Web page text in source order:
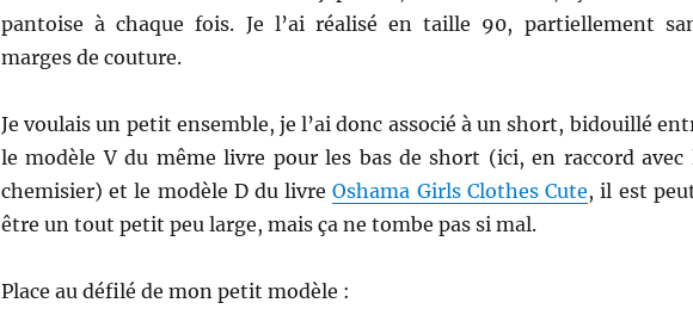
pantoise à chaque fois. Je l’ai réalisé en taille 90, partiellement
marges de couture.
Je voulais un petit ensemble, je l’ai donc associé à un short, bidouillé
le modèle V du même livre pour les bas de short (ici, en raccord avec
chemisier) et le modèle D du livreOshama Girls Clothes Cute, il est
être un tout petit peu large, mais ça ne tombe pas si mal.
Place au défilé de mon petit modèle :